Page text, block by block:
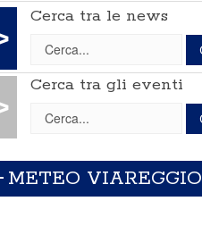
Cerca tra le news
Cerca tra gli eventi
METEO VIAREGGIO